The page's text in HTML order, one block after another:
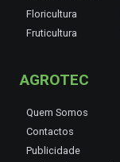
Floricultura
Fruticultura
AGROTEC
Quem Somos
Contactos
Publicidade